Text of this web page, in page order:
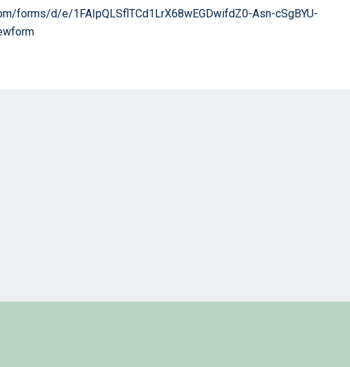
forms/d/e/1FAIpQLSflTCd1LrX68wEGDwifdZ0-Asn-cSgBYU-